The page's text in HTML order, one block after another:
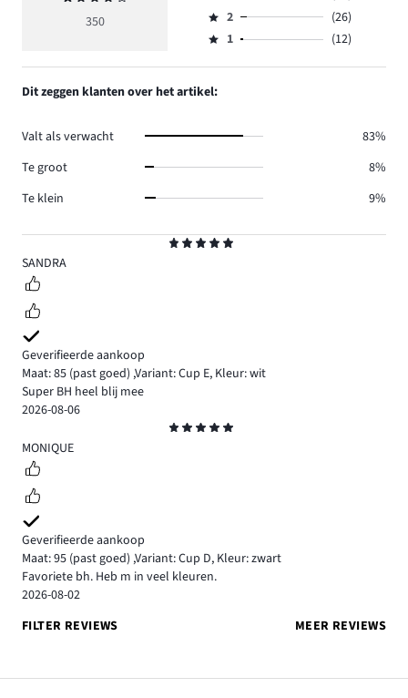
5
SANDRA
Geverifieerde aankoop
Maat: 85 (past goed) ,Variant: Cup E, Kleur: wit
Super BH heel blij mee
2026-08-06
5
MONIQUE
Geverifieerde aankoop
Maat: 95 (past goed) ,Variant: Cup D, Kleur: zwart
Favoriete bh. Heb m in veel kleuren.
2026-08-02
FILTER REVIEWS
MEER REVIEWS
beoordeling
350
reviews
175.
aantal
reviews
3,
aantal
Beoordeling
2,
26.
2
(26)
Beoordeling
1,
aantal
reviews
1 (12)
Dit zeggen klanten over het artikel:
Valt als verwacht
83%
Te groot
8%
Te klein
9%